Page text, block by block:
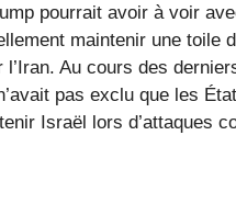
pourrait avoir à voir
maintenir une toile
l’Iran. Au cours des
pas exclu que les
Israël lors d’attaques